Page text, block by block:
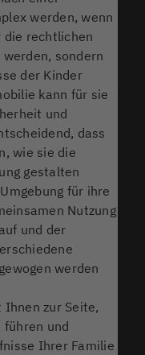
werden, wenn
die rechtlichen
sondern
der Kinder
kann für sie
und
dass
wie sie die
gestalten
für ihre
Nutzung
und der
werden
Ihnen zur Seite,
führen und
Ihrer Familie